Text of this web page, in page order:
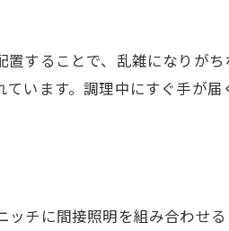
することで、乱雑になりがち
います。調理中にすぐ手が届
チに間接照明を組み合わせる